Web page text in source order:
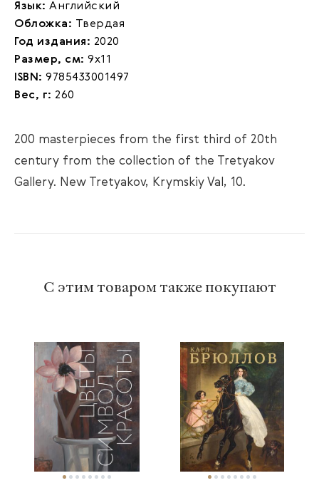
Язык: Английский
Обложка: Твердая
Год издания: 2020
Размер, см: 9х11
ISBN: 9785433001497
Вес, г: 260
200 masterpieces from the first third of 20th
century from the collection of the Tretyakov
Gallery. New Tretyakov, Krymskiy Val, 10.
С этим товаром также покупают